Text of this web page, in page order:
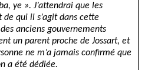
ye ». J’attendrai que les
qui il s’agit dans cette
anciens gouvernements
un parent proche de Jossart, et
ne m’a jamais confirmé que
a été dédiée.